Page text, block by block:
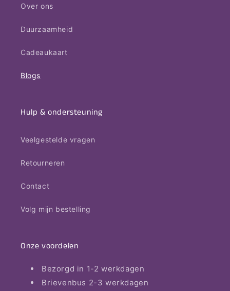
Over ons
Duurzaamheid
Cadeaukaart
Blogs
Hulp & ondersteuning
Veelgestelde vragen
Retourneren
Contact
Volg mijn bestelling
Onze voordelen
Bezorgd in 1-2 werkdagen
Brievenbus 2-3 werkdagen